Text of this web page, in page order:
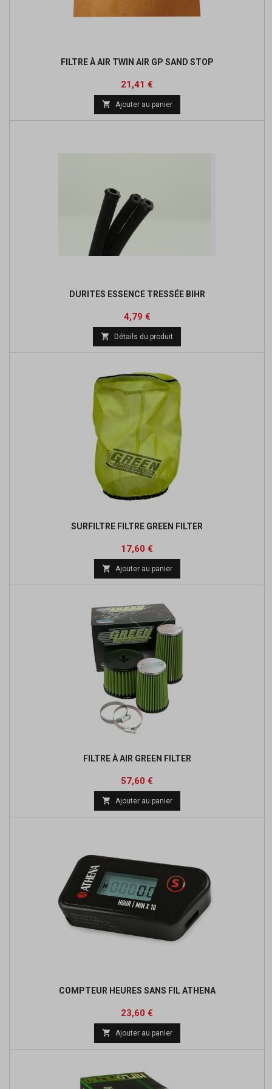
FILTRE À AIR TWIN AIR GP SAND STOP
Prix
21,41 €
base
 Ajouter au panier
DURITES ESSENCE TRESSÉE BIHR
Prix
4,79 €
 Détails du produit
SURFILTRE FILTRE GREEN FILTER
Prix
17,60 €
base
 Ajouter au panier
FILTRE À AIR GREEN FILTER
Prix
57,60 €
base
 Ajouter au panier
COMPTEUR HEURES SANS FIL ATHENA
Prix
23,60 €
base
 Ajouter au panier